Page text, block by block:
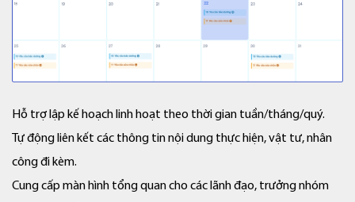
Hỗ trợ lập kế hoạch linh hoạt theo thời gian tuần/tháng/quý.
Tự động liên kết các thông tin nội dung thực hiện, vật tư, nhân
công đi kèm.
Cung cấp màn hình tổng quan cho các lãnh đạo, trưởng nhóm